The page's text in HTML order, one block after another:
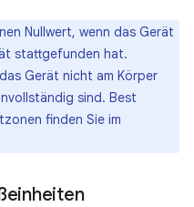
Nullwert, wenn das Gerät
stattgefunden hat.
Gerät nicht am Körper
sind. Best
finden Sie im